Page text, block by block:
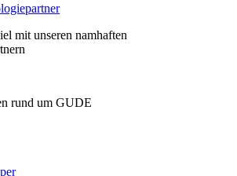
mit unseren namhaften
rund um GUDE